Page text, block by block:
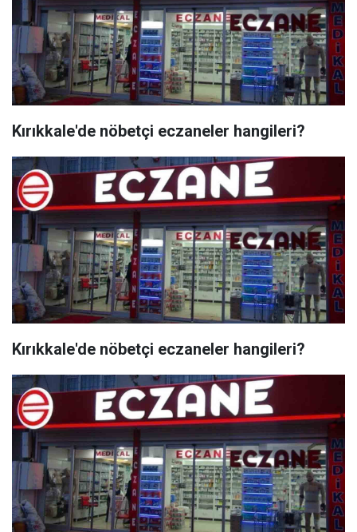
Kırıkkale'de nöbetçi eczaneler hangileri?
Kırıkkale'de nöbetçi eczaneler hangileri?